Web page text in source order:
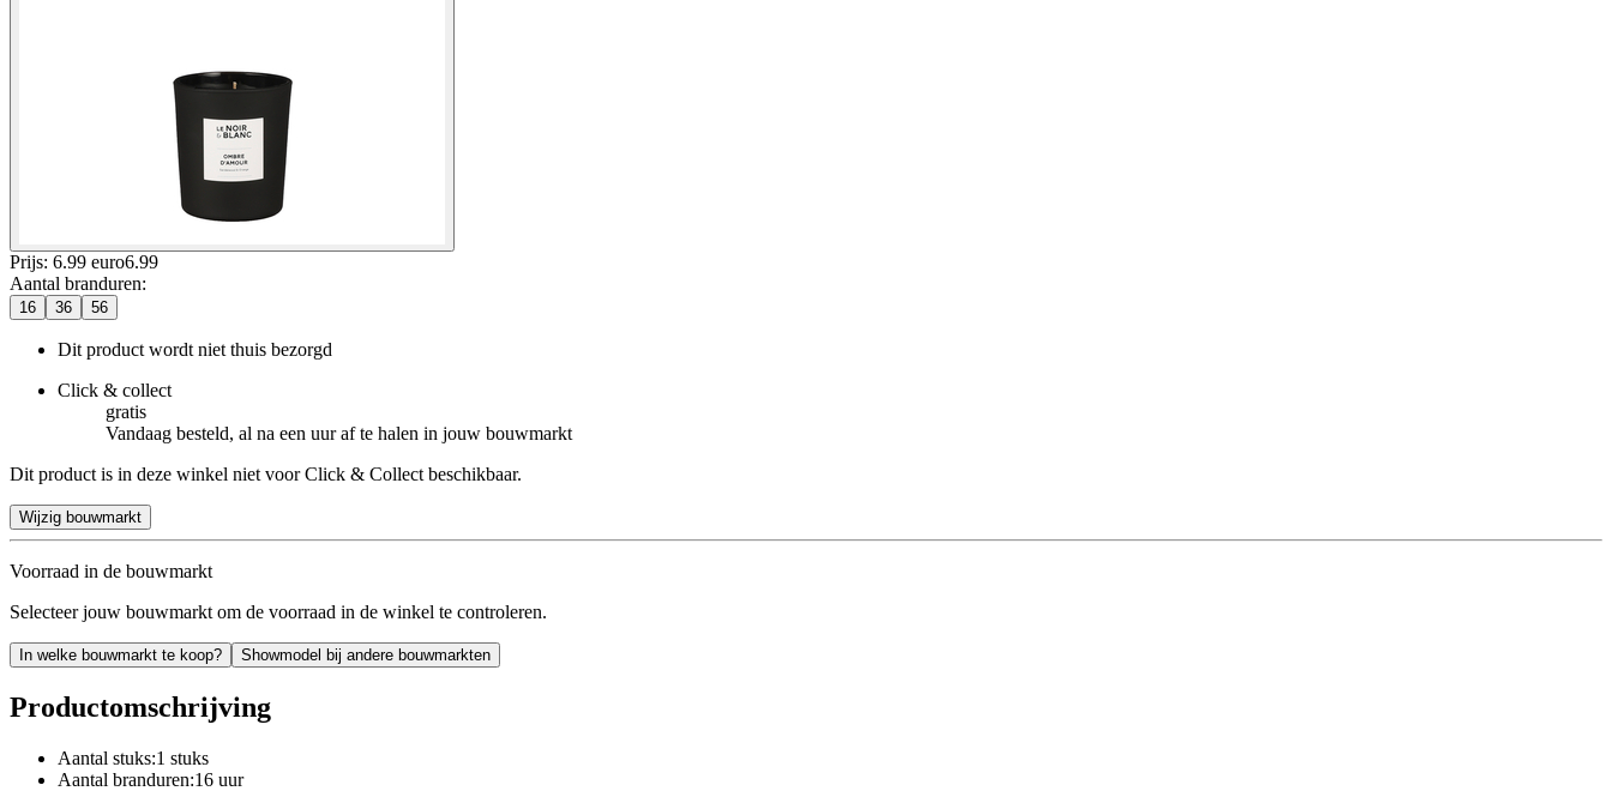
Prijs: 6.99 euro6.99
Aantal branduren:
16 36 56
Dit product wordt niet thuis bezorgd
Click & collect
gratis
Vandaag besteld, al na een uur af te halen in jouw bouwmarkt
Dit product is in deze winkel niet voor Click & Collect beschikbaar.
Wijzig bouwmarkt
Voorraad in de bouwmarkt
Selecteer jouw bouwmarkt om de voorraad in de winkel te controleren.
In welke bouwmarkt te koop? Showmodel bij andere bouwmarkten
Productomschrijving
Aantal stuks:1 stuks
Aantal branduren:16 uur